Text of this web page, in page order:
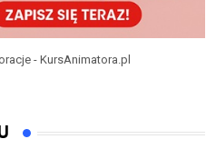
- KursAnimatora.pl